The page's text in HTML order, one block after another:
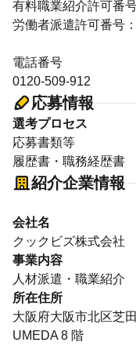
有料職業紹介許可番
労働者派遣許可番号
電話番号
0120-509-912
応募情報
選考プロセス
応募書類等
履歴書・職務経歴書
紹介企業情報
会社名
クックビズ株式会社
事業内容
人材派遣・職業紹介
所在住所
大阪府大阪市北区芝
UMEDA 8 階